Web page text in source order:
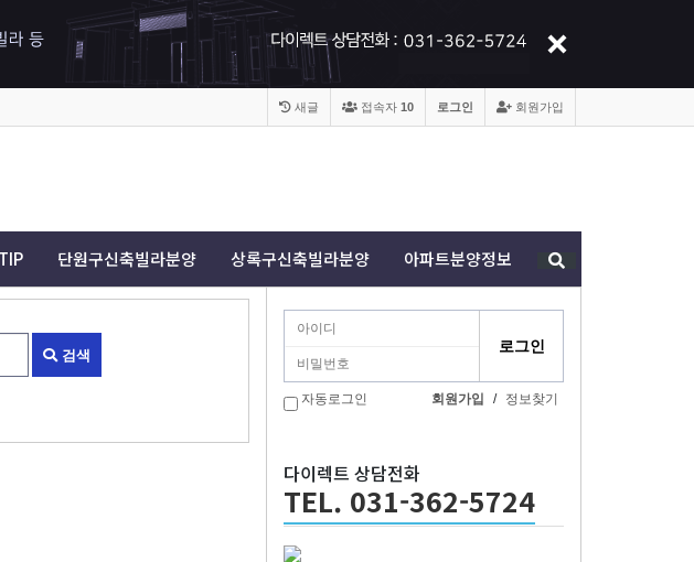
회원가입
로그인
접속자 10
새글
단원구신축빌라분양 상록구신축빌라분양 아파트분양정보
검색
자동로그인 회원가입 / 정보찾기
다이렉트 상담전화
TEL. 031-362-5724